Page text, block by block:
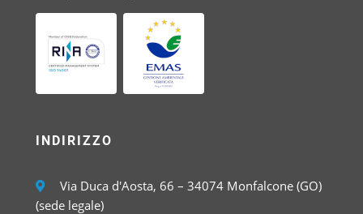
INDIRIZZO
Via Duca d'Aosta, 66 – 34074 Monfalcone (GO)
(sede legale)